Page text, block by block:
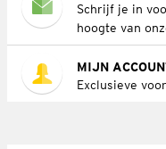
Schrijf je in
hoogte van
MIJN
Exclusieve